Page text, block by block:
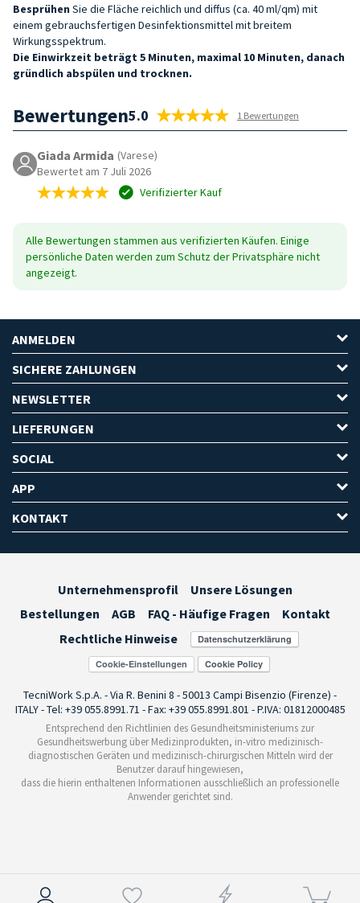
Besprühen Sie die Fläche reichlich und diffus (ca. 40 ml/qm) mit
einem gebrauchsfertigen Desinfektionsmittel mit breitem
Wirkungsspektrum.
Die Einwirkzeit beträgt 5 Minuten, maximal 10 Minuten, danach
gründlich abspülen und trocknen.
Bewertungen5.0 1 Bewertungen
Giada Armida (Varese)
Bewertet am 7 Juli 2026
Verifizierter Kauf
Alle Bewertungen stammen aus verifizierten Käufen. Einige
persönliche Daten werden zum Schutz der Privatsphäre nicht
angezeigt.
ANMELDEN
SICHERE ZAHLUNGEN
NEWSLETTER
LIEFERUNGEN
SOCIAL
APP
KONTAKT
Unternehmensprofil
Unsere Lösungen
Bestellungen
AGB FAQ - Häufige Fragen
Kontakt
Rechtliche Hinweise
Cookie-Einstellungen
TecniWork S.p.A. - Via R. Benini 8 - 50013 Campi Bisenzio (Firenze) -
ITALY - Tel: +39 055.8991.71 - Fax: +39 055.8991.801 - P.IVA: 01812000485
Entsprechend den Richtlinien des Gesundheitsministeriums zur
Gesundheitswerbung über Medizinprodukten, in-vitro medizinisch-
diagnostischen Geräten und medizinisch-chirurgischen Mitteln wird der
Benutzer darauf hingewiesen,
dass die hierin enthaltenen Informationen ausschließlich an professionelle
Anwender gerichtet sind.